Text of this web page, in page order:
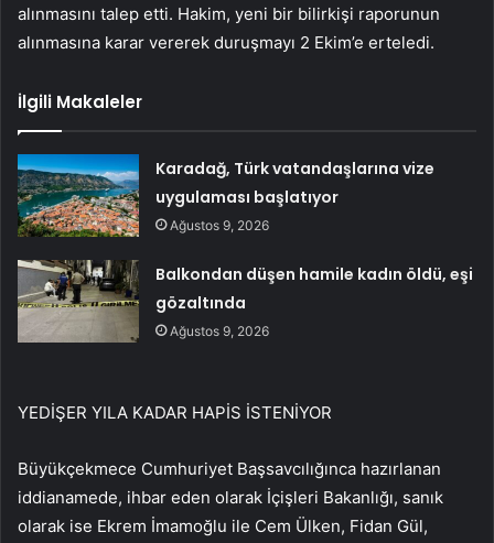
alınmasını talep etti. Hakim, yeni bir bilirkişi raporunun
alınmasına karar vererek duruşmayı 2 Ekim’e erteledi.
İlgili Makaleler
Karadağ, Türk vatandaşlarına vize
uygulaması başlatıyor
Ağustos 9, 2026
Balkondan düşen hamile kadın öldü, eşi
gözaltında
Ağustos 9, 2026
YEDİŞER YILA KADAR HAPİS İSTENİYOR
Büyükçekmece Cumhuriyet Başsavcılığınca hazırlanan
iddianamede, ihbar eden olarak İçişleri Bakanlığı, sanık
olarak ise Ekrem İmamoğlu ile Cem Ülken, Fidan Gül,